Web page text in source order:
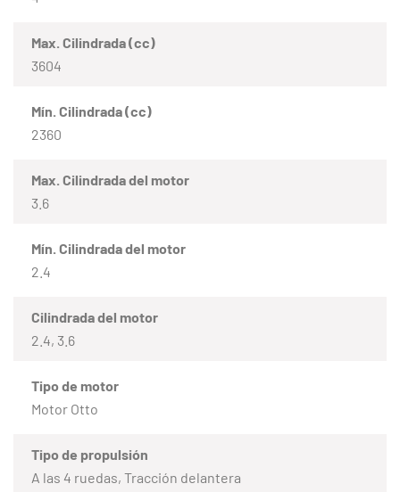
Max. Cilindrada (cc)
3604
Mín. Cilindrada (cc)
2360
Max. Cilindrada del motor
3.6
Mín. Cilindrada del motor
2.4
Cilindrada del motor
2.4, 3.6
Tipo de motor
Motor Otto
Tipo de propulsión
A las 4 ruedas, Tracción delantera